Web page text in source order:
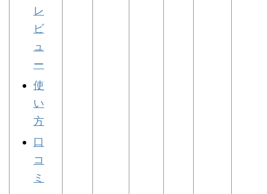
レ
ビ
ュ
ー
使
い
方
口
コ
ミ